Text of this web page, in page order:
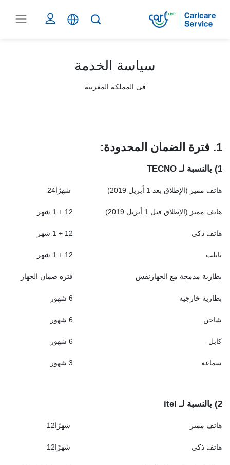
سياسة الخدمة
فى المملكة المغربية
1. فترة الضمان المحدودة :
1) بالنسبة لـ TECNO
هاتف مميز (الإطلاق بعد 1 أبريل 2019) شهرًا24
هاتف مميز (الإطلاق قبل 1 أبريل 2019) 12 + 1 شهر
هاتف ذكي 12 + 1 شهر
تابلت 12 + 1 شهر
بطارية مدمجة مع الجهازنفس فتره ضمان الجهاز
بطارية خارجية 6 شهور
شاحن 6 شهور
كابل 6 شهور
سماعة 3 شهور
2) بالنسبة لـitel
هاتف مميز شهرًا12
هاتف ذكي شهرًا12